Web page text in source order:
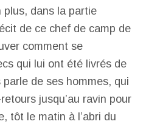
plus, dans la partie
de ce chef de camp de
comment se
qui lui ont été livrés de
de ses hommes, qui
jusqu’au ravin pour
tôt le matin à l’abri du